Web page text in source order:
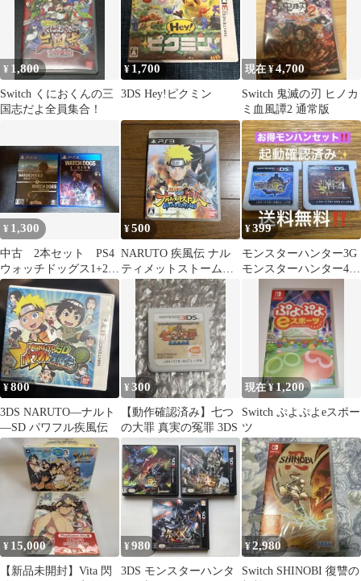
¥ 1,800
Switch くにおくんの三
国志だよ全員集合！
¥ 1,700
3DS Hey!ピクミン
現在 ¥4,700
Switch 鬼滅の刃 ヒノカ
ミ血風譚2 通常版
¥ 1,300
中古 2本セット PS4
ウォッチドッグス1+2
ダブルパック、レギオ
ン
¥500
NARUTO 疾風伝 ナル
ティメットストームジ
ェネレーション PS3
¥399
モンスターハンター3G
モンスターハンター4
¥800
3DS NARUTO―ナルト
―SD パワフル疾風伝
¥300
【動作確認済み】七つ
の大罪 真実の冤罪 3DS
現在 ¥1,200
Switch ぷよぷよeスポー
ツ
¥ 15,000
【新品未開封】Vita 閃
¥980
3DS モンスターハンタ
¥2,980
Switch SHINOBI 復讐の